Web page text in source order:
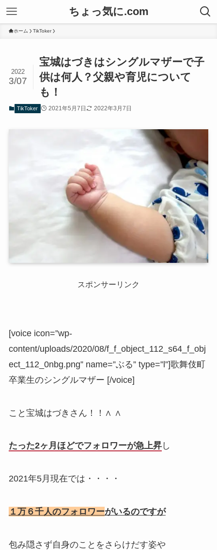
ちょっ気に.com
ホーム TikToker
宝城はづきはシングルマザーで子
供は何人？父親や育児について
も！
2022
3/07
TikToker 2021年5月7日 2022年3月7日
スポンサーリンク
[voice icon=”wp-
content/uploads/2020/08/f_f_object_112_s64_f_obj
ect_112_0nbg.png” name=”ぶる” type=”l”]歌舞伎町
卒業生のシングルマザー [/voice]
こと宝城はづきさん！！∧ ∧
たった2ヶ月ほどでフォロワーが急上昇し
2021年5月現在では・・・・
１万６千人のフォロワーがいるのですが
包み隠さず自身のことをさらけだす姿や